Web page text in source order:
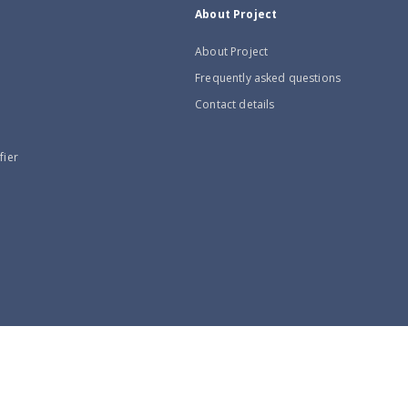
About Project
About Project
Frequently asked questions
Contact details